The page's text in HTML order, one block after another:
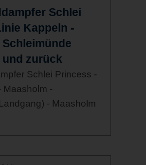
Schlei
Kappeln -
zurück
Schlei Princess -
Maasholm -
- Maasholm